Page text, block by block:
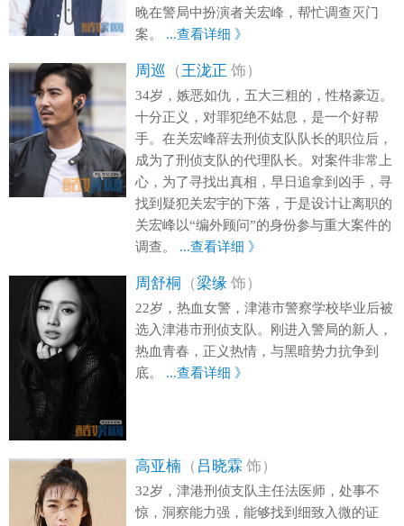
晚在警局中扮演者关宏峰，帮忙调查灭门
案。
...查看详细 》
周巡 （ 王泷正 饰）
34岁，嫉恶如仇，五大三粗的，性格豪迈。
十分正义，对罪犯绝不姑息，是一个好帮
手。在关宏峰辞去刑侦支队队长的职位后，
成为了刑侦支队的代理队长。对案件非常上
心，为了寻找出真相，早日追拿到凶手，寻
找到疑犯关宏宇的下落，于是设计让离职的
关宏峰以“编外顾问”的身份参与重大案件的
调查。
...查看详细 》
周舒桐 （梁缘 饰）
22岁，热血女警，津港市警察学校毕业后被
选入津港市刑侦支队。刚进入警局的新人，
热血青春，正义热情，与黑暗势力抗争到
底。
...查看详细 》
高亚楠 （ 吕晓霖 饰）
32岁，津港刑侦支队主任法医师，处事不
惊，洞察能力强，能够找到细致入微的证